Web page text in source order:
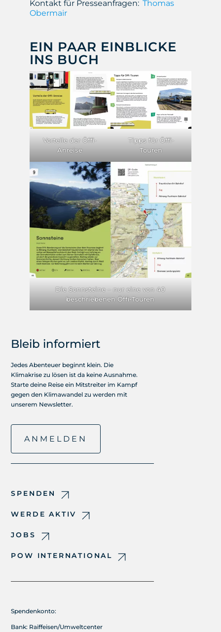
Kontakt für Presseanfragen: Thomas
Obermair
EIN PAAR EINBLICKE
INS BUCH
Vorteile der Öffi-
Anreise
Tipps für Öffi-
Touren
Die Sonnsteine – nur eine von 40
beschriebenen Öffi-Touren
Bleib informiert
Jedes Abenteuer beginnt klein. Die
Klimakrise zu lösen ist da keine Ausnahme.
Starte deine Reise ein Mitstreiter im Kampf
gegen den Klimawandel zu werden mit
unserem Newsletter.
ANMELDEN
SPENDEN
WERDE AKTIV
JOBS
POW INTERNATIONAL
Spendenkonto:
Bank: Raiffeisen/Umweltcenter